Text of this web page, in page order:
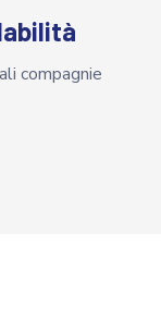
compagnie